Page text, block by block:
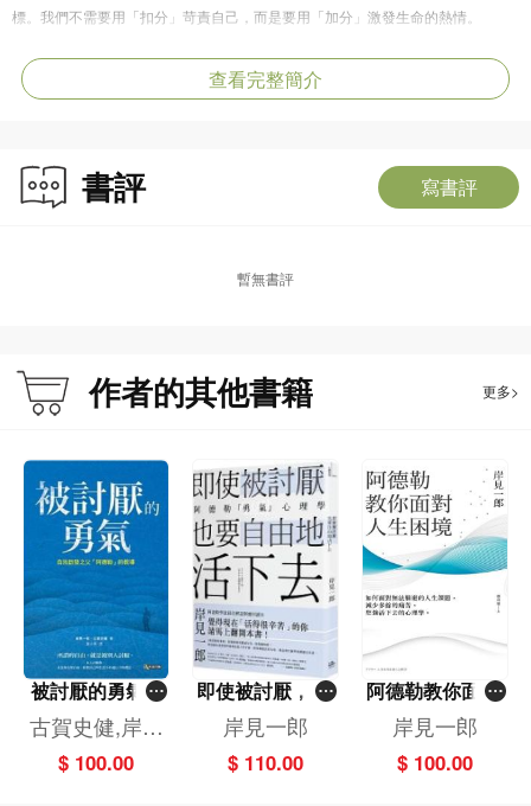
標。我們不需要用「扣分」苛責自己，而是要用「加分」激發生命的熱情。
抱著「每一天都是新的開始」的態度生活，接受不完美的自己，喜歡自己真實的
樣子，專注在目前想做、有能力去做的事，你會赫然發現，每個人都希望老後能
作者簡介：
於京都教育大學教育系、甲南大學文學系、奈良女子大學文學系、京都府醫師會
除了專攻西洋古代哲學，尤其是柏拉圖哲學外，1989年起開始研究阿德勒心理
學，並成為日本阿德勒心理學會認證的諮商心理師以及日本阿德勒心理學會顧
2013年他與古賀史健合著的《被討厭的勇氣》二部曲，各種語文版本已累計銷售
突破350萬冊，並被改編成電視劇和舞台劇。另著有《面對父母老去的勇氣》、
《不教養的勇氣》、《拋開過去，做你喜歡的自己》等多本暢銷書，也在亞洲各
地掀起一股阿德勒心理學風潮。
譯者簡介：
王蘊潔，譯書二十載有餘，愛上探索世界，更鍾情語言世界的探索；熱衷手機遊
戲，更酷愛文字遊戲。
譯有《解憂雜貨店》、《空洞的十字架》、《哪啊哪啊神去村》、《流》。
查看完整簡介
書評 寫書評
暫無書評
作者的其他書籍 更多>
被討厭的勇氣─
─自我啟發之父
「阿德勒」的教
導
古賀史健,岸見
一郎
$ 100.00
即使被討厭，也
要自由地活下去
──阿德勒的
「勇氣」心理學
岸見一郎
$ 110.00
阿德勒教你面對
人生困境－－如
何面對無法躲避
的人生課題，減
岸見一郎
$ 100.00